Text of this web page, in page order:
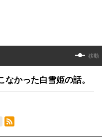
移動
かった白雪姫の話。
RSSフィード